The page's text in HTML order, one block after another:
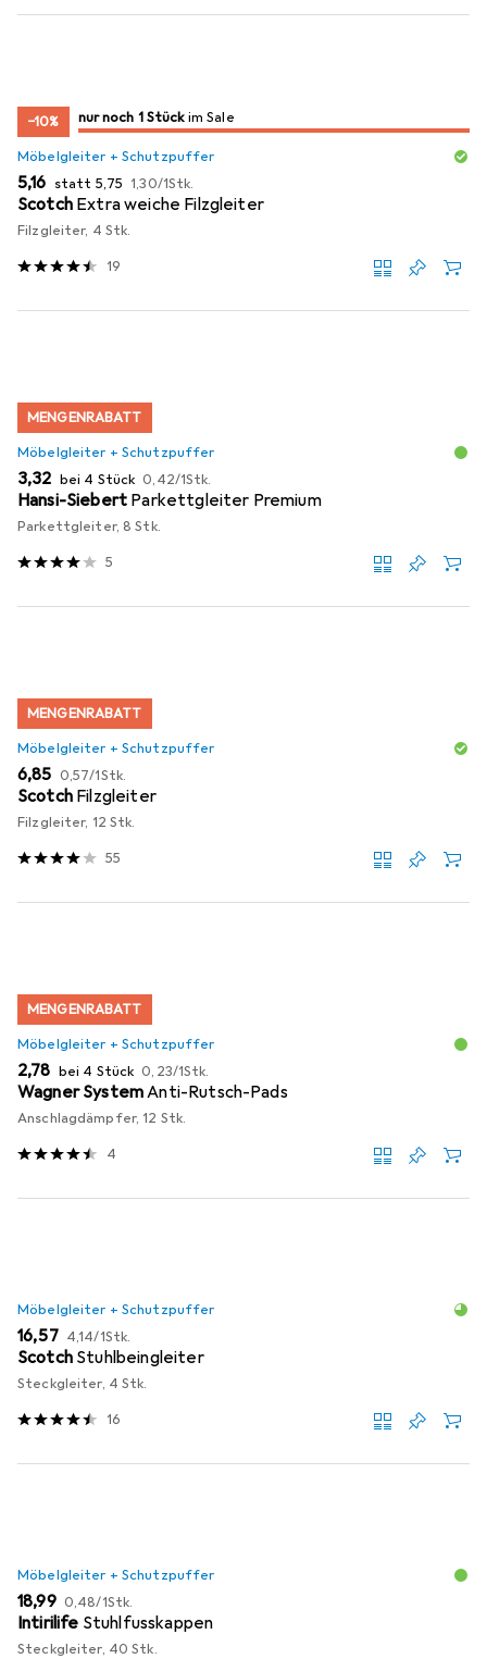
−10% noch 1 Stückim Sale
nur noch 1 Stück im Sale
Möbelgleiter + Schutzpuffer
EUR
5,16 statt EUR
5,75 EUR
1,30/1Stk.
Scotch Extra weiche Filzgleiter
Filzgleiter, 4 Stk.
19
MENGENRABATT
Möbelgleiter + Schutzpuffer
EUR
3,32 bei 4 Stück EUR
0,42/1Stk.
Hansi-Siebert Parkettgleiter Premium
Parkettgleiter, 8 Stk.
5
MENGENRABATT
Möbelgleiter + Schutzpuffer
EUR
6,85 EUR
0,57/1Stk.
Scotch Filzgleiter
Filzgleiter, 12 Stk.
55
MENGENRABATT
Möbelgleiter + Schutzpuffer
EUR
2,78 bei 4 Stück EUR
0,23/1Stk.
Wagner SystemAnti-Rutsch-Pads
Anschlagdämpfer, 12 Stk.
4
Möbelgleiter + Schutzpuffer
EUR
16,57 EUR
4,14/1Stk.
Scotch Stuhlbeingleiter
Steckgleiter, 4 Stk.
16
Möbelgleiter + Schutzpuffer
EUR
18,99 EUR
0,48/1Stk.
Intirilife Stuhlfusskappen
Steckgleiter, 40 Stk.